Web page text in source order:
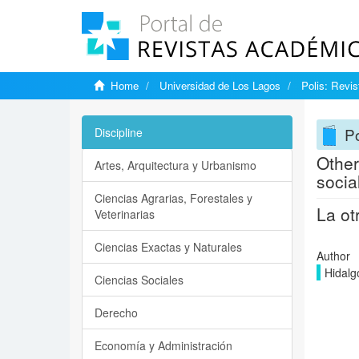
Home Universidad de Los Lagos Polis:
La
Author
Discipline
Artes, Arquitectura y Urbanismo
Ciencias Agrarias, Forestales y
Veterinarias
Ciencias Exactas y Naturales
Ciencias Sociales
Derecho
Economía y Administración